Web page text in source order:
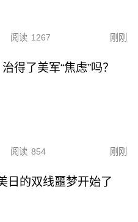
阅读 1267 刚刚
得了美军“焦虑”吗？
阅读 854 刚刚
日的双线噩梦开始了